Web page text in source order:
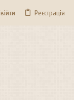
Реєстрація